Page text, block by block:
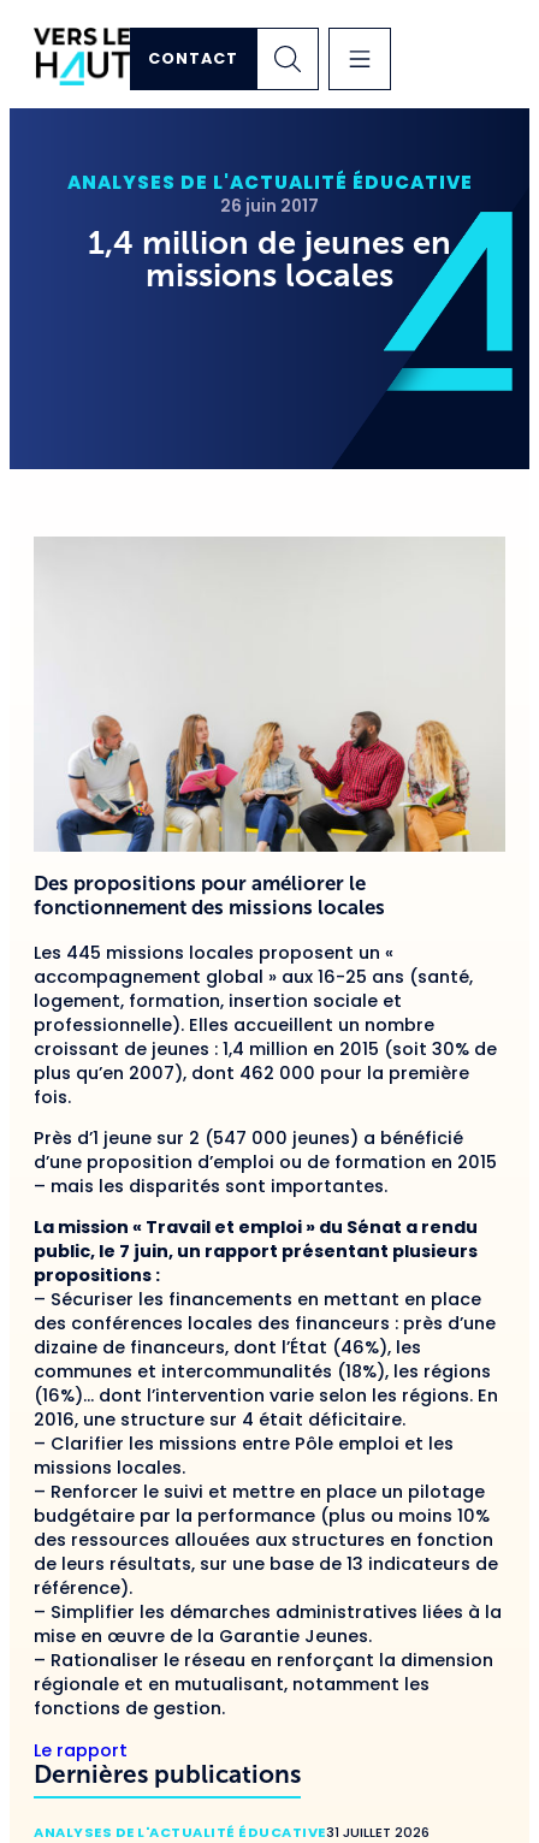
CONTACT
ANALYSES DE L'ACTUALITÉ ÉDUCATIVE
26 juin 2017
1,4 million de jeunes en
missions locales
Des propositions pour améliorer le
fonctionnement des missions locales
Les 445 missions locales proposent un «
accompagnement global » aux 16-25 ans (santé,
logement, formation, insertion sociale et
professionnelle). Elles accueillent un nombre
croissant de jeunes : 1,4 million en 2015 (soit 30% de
plus qu’en 2007), dont 462 000 pour la première
fois.
Près d’1 jeune sur 2 (547 000 jeunes) a bénéficié
d’une proposition d’emploi ou de formation en 2015
– mais les disparités sont importantes.
La mission « Travail et emploi » du Sénat a rendu
public, le 7 juin, un rapport présentant plusieurs
propositions :
– Sécuriser les financements en mettant en place
des conférences locales des financeurs : près d’une
dizaine de financeurs, dont l’État (46%), les
communes et intercommunalités (18%), les régions
(16%)… dont l’intervention varie selon les régions. En
2016, une structure sur 4 était déficitaire.
– Clarifier les missions entre Pôle emploi et les
missions locales.
– Renforcer le suivi et mettre en place un pilotage
budgétaire par la performance (plus ou moins 10%
des ressources allouées aux structures en fonction
de leurs résultats, sur une base de 13 indicateurs de
référence).
– Simplifier les démarches administratives liées à la
mise en œuvre de la Garantie Jeunes.
– Rationaliser le réseau en renforçant la dimension
régionale et en mutualisant, notamment les
fonctions de gestion.
Le rapport
Dernières publications
ANALYSES DE L'ACTUALITÉ ÉDUCATIVE31 JUILLET 2026